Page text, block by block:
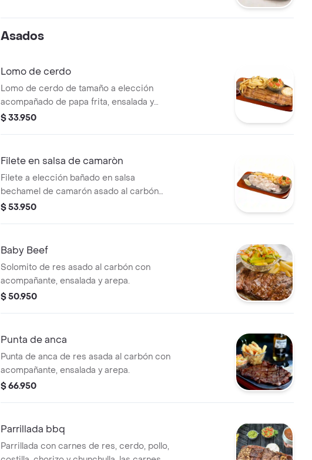
Asados
Lomo de cerdo
Lomo de cerdo de tamaño a elección
acompañado de papa frita, ensalada y
arepa
$ 33.950
Filete en salsa de camaròn
Filete a elección bañado en salsa
bechamel de camarón asado al carbón
con acompañante y ensalada.
$ 53.950
Baby Beef
Solomito de res asado al carbón con
acompañante, ensalada y arepa.
$ 50.950
Punta de anca
Punta de anca de res asada al carbón con
acompañante, ensalada y arepa.
$ 66.950
Parrillada bbq
Parrillada con carnes de res, cerdo, pollo,